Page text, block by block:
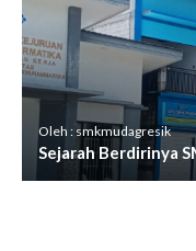
Oleh : smkmudagresik
Sejarah Berdirinya